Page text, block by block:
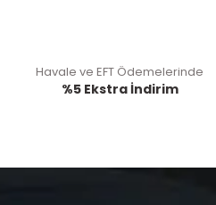
Havale ve EFT Ödemelerinde
%5 Ekstra İndirim